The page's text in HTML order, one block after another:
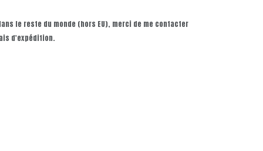
le reste du monde (hors EU), merci de me contacter
d'expédition.